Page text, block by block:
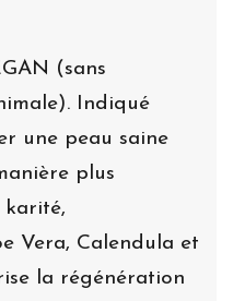
(sans
Indiqué
une peau saine
plus
karité,
Vera, Calendula et
la régénération